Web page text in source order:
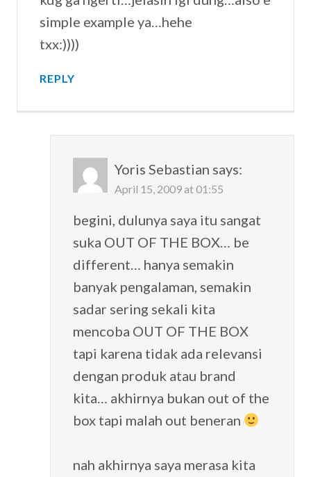
simple example ya…hehe
txx:))))
REPLY
Yoris Sebastian says:
April 15, 2009 at 01:55
begini, dulunya saya itu sangat
suka OUT OF THE BOX… be
different… hanya semakin
banyak pengalaman, semakin
sadar sering sekali kita
mencoba OUT OF THE BOX
tapi karena tidak ada relevansi
dengan produk atau brand
kita… akhirnya bukan out of the
box tapi malah out beneran
nah akhirnya saya merasa kita